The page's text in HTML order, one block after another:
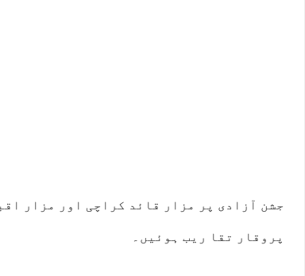
جشن آزادی پر مزار قائد کراچی اور مزار
پروقار تقا ریب ہوئیں۔